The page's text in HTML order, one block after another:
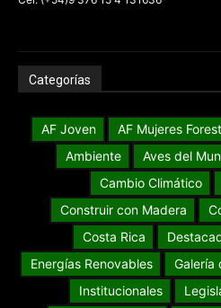
Categorías
AF Joven AF Mujeres
Ambiente
Aves del
Cambio Climático
Construir con Madera
Costa Rica
Energías Renovables
Galería
Institucionales